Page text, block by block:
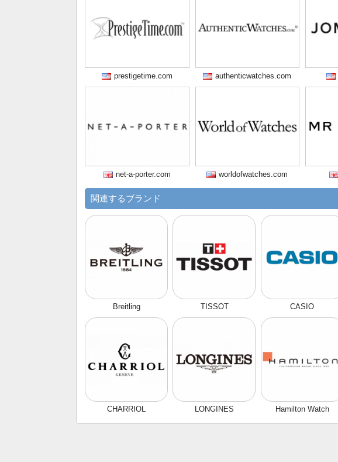
prestigetime.com authenticwatches.com
net-a-porter.com worldofwatches.com
関連するブランド
Breitling TISSOT CASIO
CHARRIOL LONGINES Hamilton Watch